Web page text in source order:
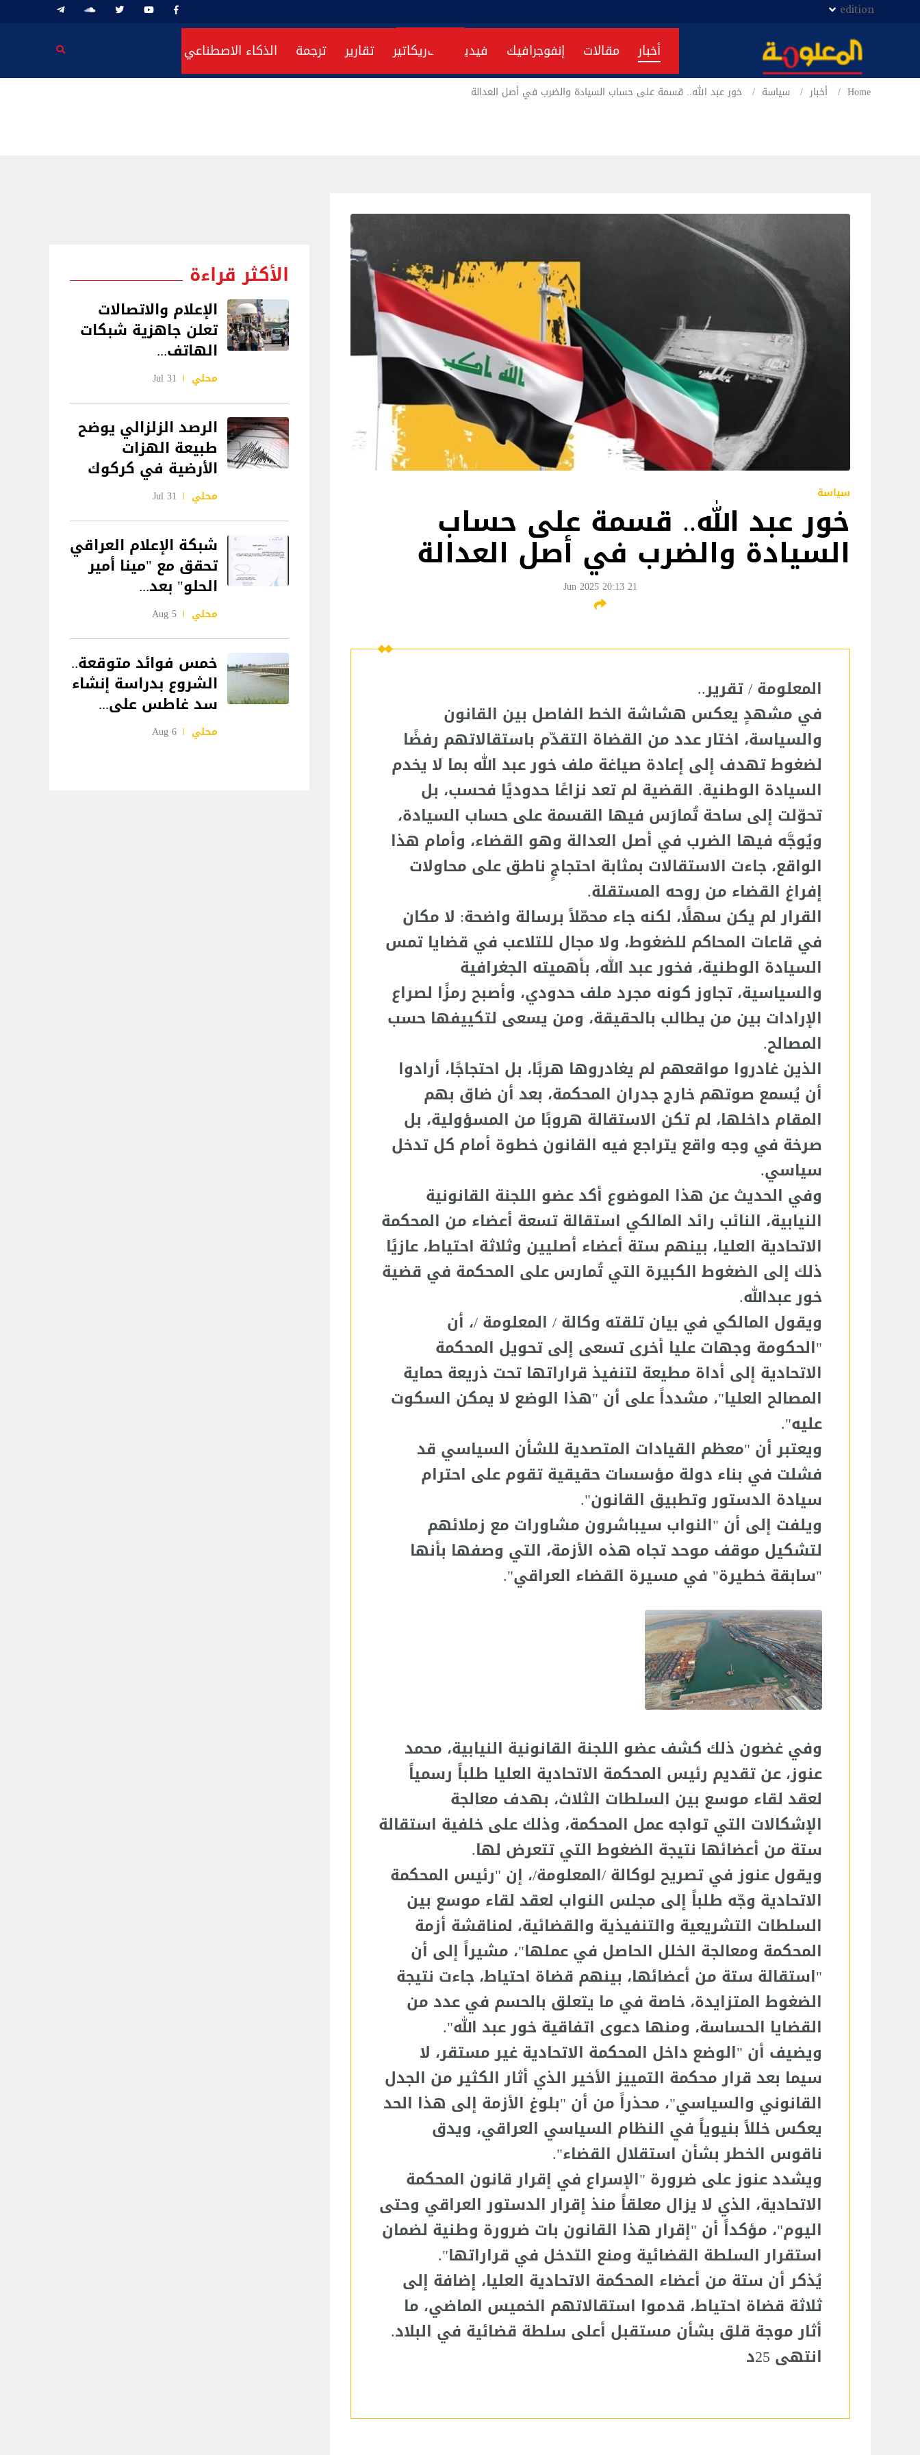
edition
أخبار مقالات إنفوجرافيك فيديو كاريكاتير تقارير ترجمة الذكاء الاصطناعي
Home أخبار سياسة خور عبد الله.. قسمة على حساب السيادة والضرب في أصل العدالة
سياسة
خور عبد الله.. قسمة على حساب
السيادة والضرب في أصل العدالة
21 Jun 2025 20:13
المعلومة / تقرير..
في مشهدٍ يعكس هشاشة الخط الفاصل بين القانون
والسياسة، اختار عدد من القضاة التقدّم باستقالاتهم رفضًا
لضغوط تهدف إلى إعادة صياغة ملف خور عبد الله بما لا يخدم
السيادة الوطنية. القضية لم تعد نزاعًا حدوديًا فحسب، بل
تحوّلت إلى ساحة تُمارَس فيها القسمة على حساب السيادة،
ويُوجَّه فيها الضرب في أصل العدالة وهو القضاء، وأمام هذا
الواقع، جاءت الاستقالات بمثابة احتجاجٍ ناطق على محاولات
إفراغ القضاء من روحه المستقلة.
القرار لم يكن سهلًا، لكنه جاء محمّلاً برسالة واضحة: لا مكان
في قاعات المحاكم للضغوط، ولا مجال للتلاعب في قضايا تمس
السيادة الوطنية، فخور عبد الله، بأهميته الجغرافية
والسياسية، تجاوز كونه مجرد ملف حدودي، وأصبح رمزًا لصراع
الإرادات بين من يطالب بالحقيقة، ومن يسعى لتكييفها حسب
المصالح.
الذين غادروا مواقعهم لم يغادروها هربًا، بل احتجاجًا، أرادوا
أن يُسمع صوتهم خارج جدران المحكمة، بعد أن ضاق بهم
المقام داخلها، لم تكن الاستقالة هروبًا من المسؤولية، بل
صرخة في وجه واقع يتراجع فيه القانون خطوة أمام كل تدخل
سياسي.
وفي الحديث عن هذا الموضوع أكد عضو اللجنة القانونية
النيابية، النائب رائد المالكي استقالة تسعة أعضاء من المحكمة
الاتحادية العليا، بينهم ستة أعضاء أصليين وثلاثة احتياط، عازيًا
ذلك إلى الضغوط الكبيرة التي تُمارس على المحكمة في قضية
خور عبدالله.
ويقول المالكي في بيان تلقته وكالة / المعلومة /، أن
"الحكومة وجهات عليا أخرى تسعى إلى تحويل المحكمة
الاتحادية إلى أداة مطيعة لتنفيذ قراراتها تحت ذريعة حماية
المصالح العليا"، مشدداً على أن "هذا الوضع لا يمكن السكوت
عليه".
ويعتبر أن "معظم القيادات المتصدية للشأن السياسي قد
فشلت في بناء دولة مؤسسات حقيقية تقوم على احترام
سيادة الدستور وتطبيق القانون".
ويلفت إلى أن "النواب سيباشرون مشاورات مع زملائهم
لتشكيل موقف موحد تجاه هذه الأزمة، التي وصفها بأنها
"سابقة خطيرة" في مسيرة القضاء العراقي".
وفي غضون ذلك كشف عضو اللجنة القانونية النيابية، محمد
عنوز، عن تقديم رئيس المحكمة الاتحادية العليا طلباً رسمياً
لعقد لقاء موسع بين السلطات الثلاث، بهدف معالجة
الإشكالات التي تواجه عمل المحكمة، وذلك على خلفية استقالة
ستة من أعضائها نتيجة الضغوط التي تتعرض لها.
ويقول عنوز في تصريح لوكالة /المعلومة/، إن "رئيس المحكمة
الاتحادية وجّه طلباً إلى مجلس النواب لعقد لقاء موسع بين
السلطات التشريعية والتنفيذية والقضائية، لمناقشة أزمة
المحكمة ومعالجة الخلل الحاصل في عملها"، مشيراً إلى أن
"استقالة ستة من أعضائها، بينهم قضاة احتياط، جاءت نتيجة
الضغوط المتزايدة، خاصة في ما يتعلق بالحسم في عدد من
القضايا الحساسة، ومنها دعوى اتفاقية خور عبد الله".
ويضيف أن "الوضع داخل المحكمة الاتحادية غير مستقر، لا
سيما بعد قرار محكمة التمييز الأخير الذي أثار الكثير من الجدل
القانوني والسياسي"، محذراً من أن "بلوغ الأزمة إلى هذا الحد
يعكس خللاً بنيوياً في النظام السياسي العراقي، ويدق
ناقوس الخطر بشأن استقلال القضاء".
ويشدد عنوز على ضرورة "الإسراع في إقرار قانون المحكمة
الاتحادية، الذي لا يزال معلقاً منذ إقرار الدستور العراقي وحتى
اليوم"، مؤكداً أن "إقرار هذا القانون بات ضرورة وطنية لضمان
استقرار السلطة القضائية ومنع التدخل في قراراتها".
يُذكر أن ستة من أعضاء المحكمة الاتحادية العليا، إضافة إلى
ثلاثة قضاة احتياط، قدموا استقالاتهم الخميس الماضي، ما
أثار موجة قلق بشأن مستقبل أعلى سلطة قضائية في البلاد.
انتهى 25د
الأكثر قراءة
الإعلام والاتصالات
تعلن جاهزية شبكات
الهاتف...
محلي 31 Jul
الرصد الزلزالي يوضح
طبيعة الهزات
الأرضية في كركوك
محلي 31 Jul
شبكة الإعلام العراقي
تحقق مع "مينا أمير
الحلو" بعد...
محلي 5 Aug
خمس فوائد متوقعة..
الشروع بدراسة إنشاء
سد غاطس على...
محلي 6 Aug